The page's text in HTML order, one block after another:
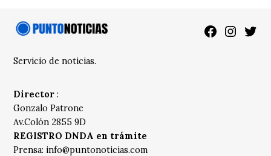
Facebook
Servicio de noticias.
Director :
Gonzalo Patrone
Av.Colón 2855 9D
REGISTRO DNDA en trámite
Prensa: info@puntonoticias.com